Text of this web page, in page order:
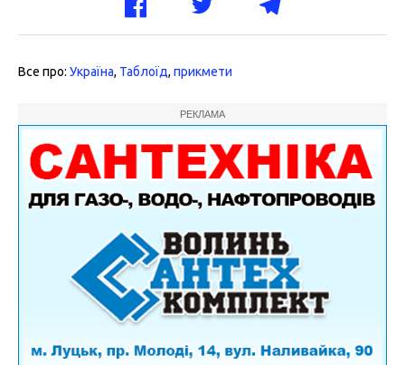
Все про: Україна, Таблоїд, прикмети
РЕКЛАМА